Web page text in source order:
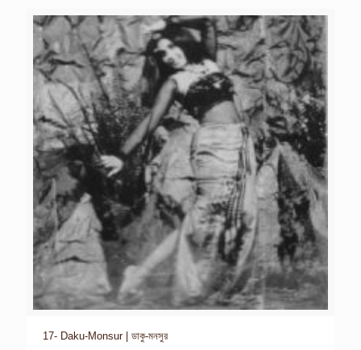
17- Daku-Monsur | ডাকু-মনসুর